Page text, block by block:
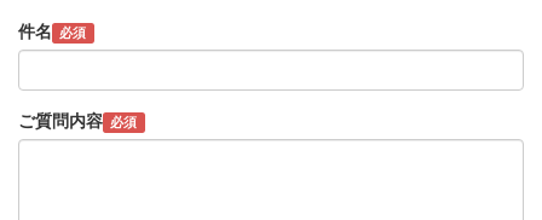
件名 必須
ご質問内容 必須